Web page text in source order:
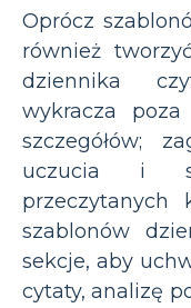
Oprócz
również
dziennika
wykracza poza
szczegółów;
uczucia i
przeczytanych
szablonów
sekcje, aby
cytaty, analizę